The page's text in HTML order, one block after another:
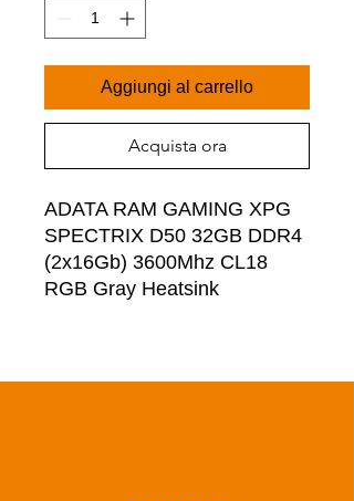
Aggiungi al carrello
Acquista ora
ADATA RAM GAMING XPG
SPECTRIX D50 32GB DDR4
(2x16Gb) 3600Mhz CL18
RGB Gray Heatsink